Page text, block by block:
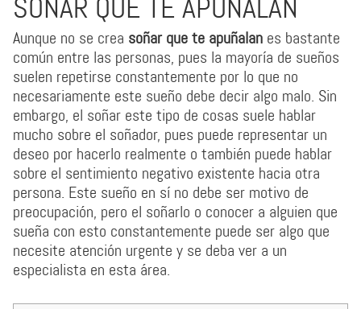
SOÑAR QUE TE APUÑALAN
Aunque no se crea soñar que te apuñalan es bastante
común entre las personas, pues la mayoría de sueños
suelen repetirse constantemente por lo que no
necesariamente este sueño debe decir algo malo. Sin
embargo, el soñar este tipo de cosas suele hablar
mucho sobre el soñador, pues puede representar un
deseo por hacerlo realmente o también puede hablar
sobre el sentimiento negativo existente hacia otra
persona. Este sueño en sí no debe ser motivo de
preocupación, pero el soñarlo o conocer a alguien que
sueña con esto constantemente puede ser algo que
necesite atención urgente y se deba ver a un
especialista en esta área.